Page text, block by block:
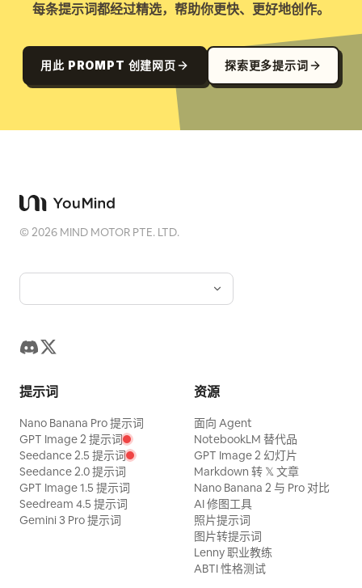
每条提示词都经过精选，帮助你更快、更好地创作。
用此 PROMPT 创建网页 探索更多提示词
©2026 MIND MOTOR PTE. LTD.
提示词
Nano Banana Pro 提示词
GPT Image 2 提示词
Seedance 2.5 提示词
Seedance 2.0 提示词
GPT Image 1.5 提示词
Seedream 4.5 提示词
Gemini 3 Pro 提示词
资源
面向 Agent
NotebookLM 替代品
GPT Image 2 幻灯片
Markdown 转 𝕏 文章
Nano Banana 2 与 Pro 对比
AI 修图工具
照片提示词
图片转提示词
Lenny 职业教练
ABTI 性格测试